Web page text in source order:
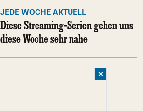
JEDE WOCHE AKTUELL
Diese Streaming-Serien gehen uns
diese Woche sehr nahe
✕